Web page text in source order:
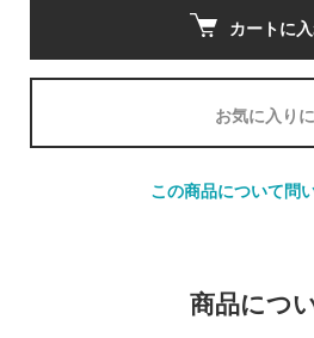
カートに
お気に入り
この商品について問
商品につ